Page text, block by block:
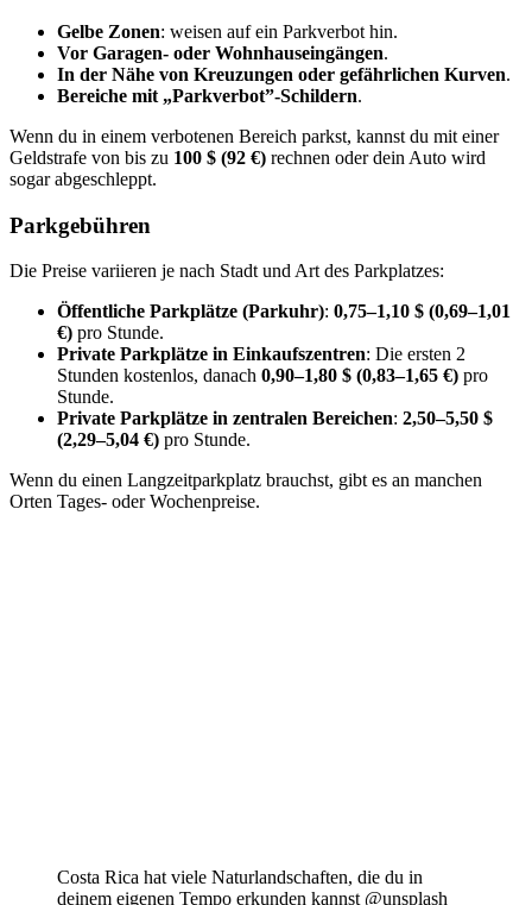
Gelbe Zonen: weisen auf ein Parkverbot hin.
Vor Garagen- oder Wohnhauseingängen.
In der Nähe von Kreuzungen oder gefährlichen Kurven.
Bereiche mit „Parkverbot”-Schildern.
Wenn du in einem verbotenen Bereich parkst, kannst du mit einer
Geldstrafe von bis zu 100 $ (92 €) rechnen oder dein Auto wird
sogar abgeschleppt.
Parkgebühren
Die Preise variieren je nach Stadt und Art des Parkplatzes:
Öffentliche Parkplätze (Parkuhr): 0,75–1,10 $ (0,69–1,01
€) pro Stunde.
Private Parkplätze in Einkaufszentren: Die ersten 2
Stunden kostenlos, danach 0,90–1,80 $ (0,83–1,65 €) pro
Stunde.
Private Parkplätze in zentralen Bereichen: 2,50–5,50 $
(2,29–5,04 €) pro Stunde.
Wenn du einen Langzeitparkplatz brauchst, gibt es an manchen
Orten Tages- oder Wochenpreise.
Costa Rica hat viele Naturlandschaften, die du in
deinem eigenen Tempo erkunden kannst @unsplash